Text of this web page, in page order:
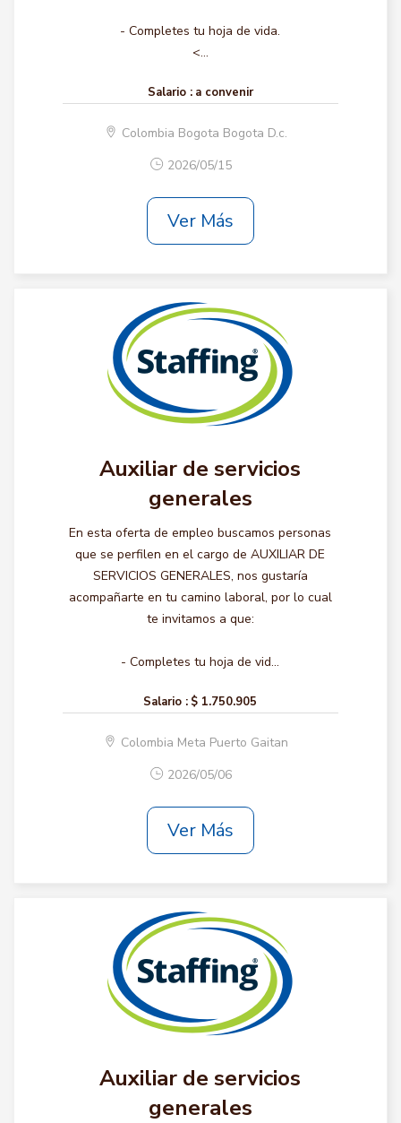
- Completes tu hoja de vida.
<...
Salario : a convenir
Colombia Bogota Bogota D.c.
2026/05/15
Ver Más
Auxiliar de servicios
generales
En esta oferta de empleo buscamos personas
que se perfilen en el cargo de AUXILIAR DE
SERVICIOS GENERALES, nos gustaría
acompañarte en tu camino laboral, por lo cual
te invitamos a que:
- Completes tu hoja de vid...
Salario : $ 1.750.905
Colombia Meta Puerto Gaitan
2026/05/06
Ver Más
Auxiliar de servicios
generales